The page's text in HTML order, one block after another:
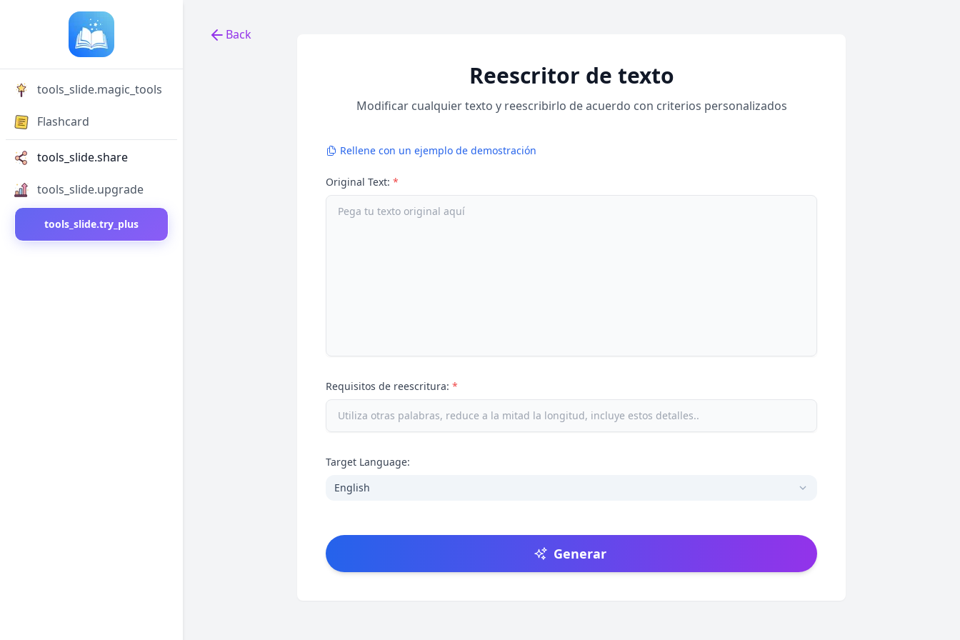
tools_slide.magic_tools
Flashcard
tools_slide.share
tools_slide.upgrade
tools_slide.try_plus
Back
Back to tools
Reescritor de texto
Modificar cualquier texto y reescribirlo de acuerdo con criterios personalizados
Rellene con un ejemplo de demostración
Original Text: *
Requisitos de reescritura: *
Target Language:
English
Generar